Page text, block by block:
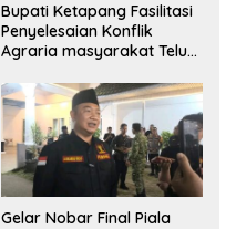
Bupati Ketapang Fasilitasi
Penyelesaian Konflik
Agraria masyarakat Teluk
Bersama Komisi II DPR RI
Gelar Nobar Final Piala